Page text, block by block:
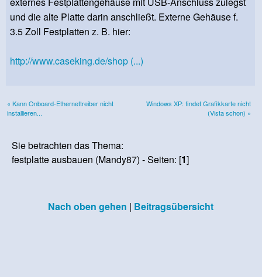
und die alte Platte darin anschließt. Externe Gehäuse f.
3.5 Zoll Festplatten z. B. hier:
http://www.caseking.de/shop (...)
« Kann Onboard-Ethernettreiber nicht
installieren...
Windows XP: findet Grafikkarte nicht
(Vista schon) »
Sie betrachten das Thema:
festplatte ausbauen (Mandy87) - Seiten: [1]
Nach oben gehen | Beitragsübersicht